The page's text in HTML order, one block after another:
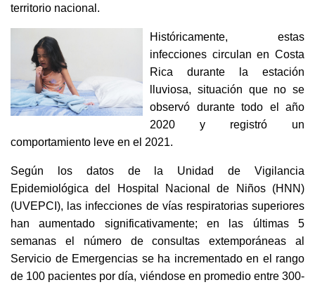
territorio nacional.
Históricamente, estas
infecciones circulan en Costa
Rica durante la estación
lluviosa, situación que no se
observó durante todo el año
2020 y registró un
comportamiento leve en el 2021.
Según los datos de la Unidad de Vigilancia
Epidemiológica del Hospital Nacional de Niños (HNN)
(UVEPCI), las infecciones de vías respiratorias superiores
han aumentado significativamente; en las últimas 5
semanas el número de consultas extemporáneas al
Servicio de Emergencias se ha incrementado en el rango
de 100 pacientes por día, viéndose en promedio entre 300-